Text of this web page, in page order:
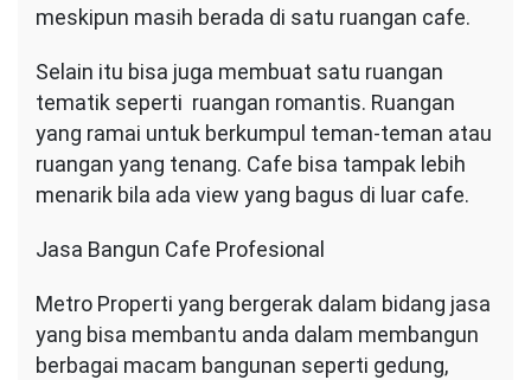
meskipun masih berada di satu ruangan cafe.
Selain itu bisa juga membuat satu ruangan
tematik seperti ruangan romantis. Ruangan
yang ramai untuk berkumpul teman-teman atau
ruangan yang tenang. Cafe bisa tampak lebih
menarik bila ada view yang bagus di luar cafe.
Jasa Bangun Cafe Profesional
Metro Properti yang bergerak dalam bidang jasa
yang bisa membantu anda dalam membangun
berbagai macam bangunan seperti gedung,